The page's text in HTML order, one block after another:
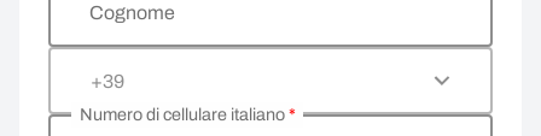
Cognome
+39
Numero di cellulare italiano*